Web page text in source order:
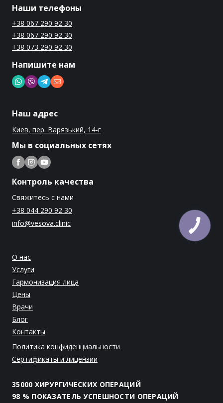
Наши телефоны
+38 067 290 92 30
+38 067 290 92 30
+38 073 290 92 30
Напишите нам
Наш адрес
Киев, пер. Варязький, 14-г
Мы в социальных сетях
Контроль качества
Свяжитесь с нами
+38 044 290 92 30
info@vesova.clinic
О нас
Услуги
Гармонизация лица
Цены
Врачи
Блог
Контакты
Политика конфиденциальности
Сертификаты и лицензии
35000 ХИРУРГИЧЕСКИХ ОПЕРАЦИЙ
98 % ПОКАЗАТЕЛЬ УСПЕШНОСТИ ОПЕРАЦИЙ